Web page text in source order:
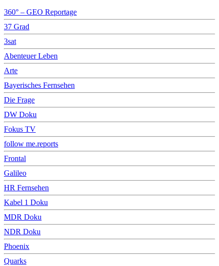
360° – GEO Reportage
37 Grad
3sat
Abenteuer Leben
Arte
Bayerisches Fernsehen
Die Frage
DW Doku
Fokus TV
follow me.reports
Frontal
Galileo
HR Fernsehen
Kabel 1 Doku
MDR Doku
NDR Doku
Phoenix
Quarks